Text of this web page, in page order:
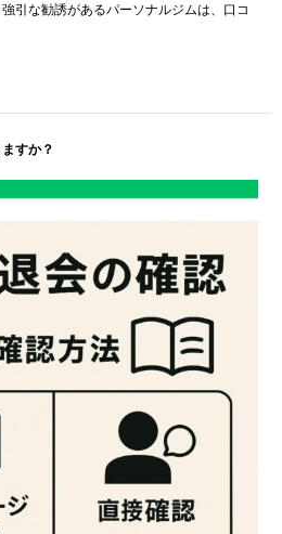
引な勧誘があるパーソナルジムは、口コ
すか？